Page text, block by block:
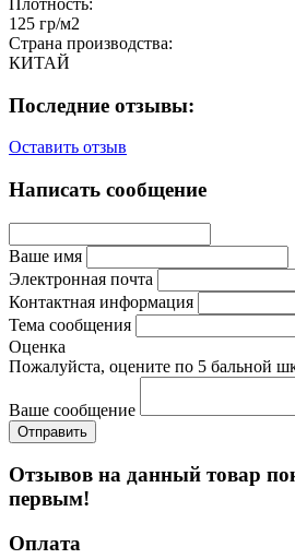
125 гр/м2
Страна производства:
КИТАЙ
Последние отзывы:
Оставить отзыв
Написать сообщение
Ваше имя
Электронная почта
Контактная информация
Тема сообщения
Оценка
Пожалуйста, оцените по 5 бальной
Ваше сообщение
Отзывов на данный товар
первым!
Оплата